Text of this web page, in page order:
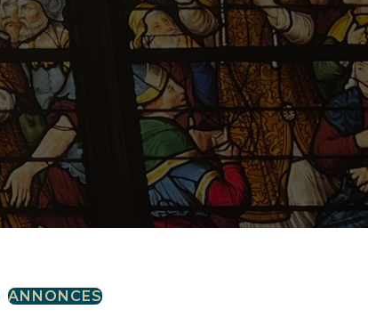
ANNONCES